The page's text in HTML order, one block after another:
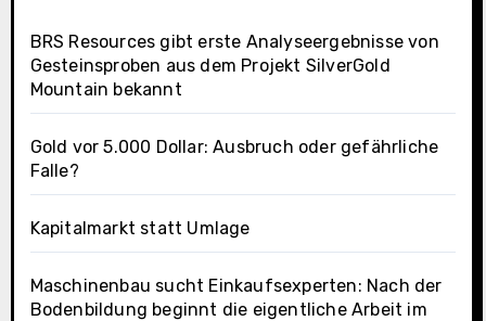
BRS Resources gibt erste Analyseergebnisse von
Gesteinsproben aus dem Projekt SilverGold
Mountain bekannt
Gold vor 5.000 Dollar: Ausbruch oder gefährliche
Falle?
Kapitalmarkt statt Umlage
Maschinenbau sucht Einkaufsexperten: Nach der
Bodenbildung beginnt die eigentliche Arbeit im